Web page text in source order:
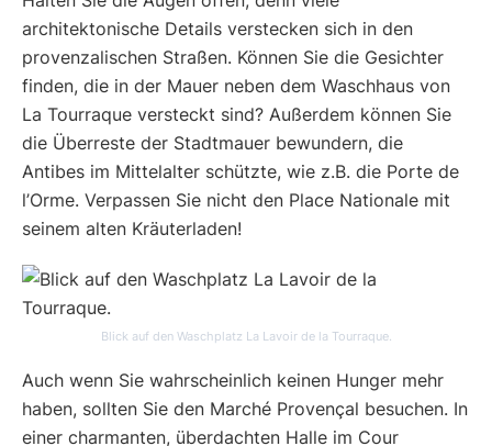
architektonische Details verstecken sich in den
provenzalischen Straßen. Können Sie die Gesichter
finden, die in der Mauer neben dem Waschhaus von
La Tourraque versteckt sind? Außerdem können Sie
die Überreste der Stadtmauer bewundern, die
Antibes im Mittelalter schützte, wie z.B. die Porte de
l’Orme. Verpassen Sie nicht den Place Nationale mit
seinem alten Kräuterladen!
Blick auf den Waschplatz La Lavoir de la Tourraque.
Auch wenn Sie wahrscheinlich keinen Hunger mehr
haben, sollten Sie den Marché Provençal besuchen. In
einer charmanten, überdachten Halle im Cour